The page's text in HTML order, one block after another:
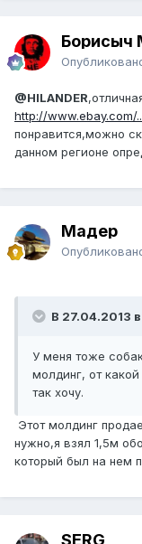
Борисыч
@HILANDER
http://www.ebay.com/
понравится,можно
данном регионе
Мадер
В 27.04.2013
У меня тоже
молдинг, от
так хочу.
Этот молдинг
нужно,я взял 1,5м
который был на нем